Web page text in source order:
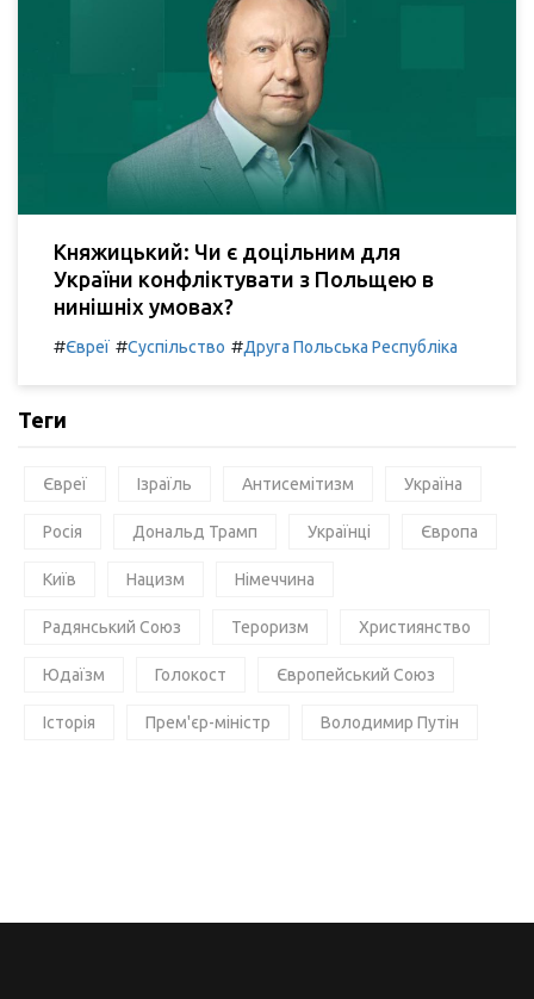
Княжицький: Чи є доцільним для
України конфліктувати з Польщею в
нинішніх умовах?
#Євреї #Суспільство #Друга Польська Республіка
Теги
Євреї Ізраїль Антисемітизм Україна
Росія Дональд Трамп Українці Європа
Київ Нацизм Німеччина
Радянський Союз Тероризм Християнство
Юдаїзм Голокост Європейський Союз
Історія Прем'єр-міністр Володимир Путін